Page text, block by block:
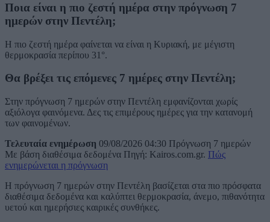
Ποια είναι η πιο ζεστή ημέρα στην πρόγνωση 7
ημερών στην Πεντέλη;
Η πιο ζεστή ημέρα φαίνεται να είναι η Κυριακή, με μέγιστη
θερμοκρασία περίπου 31°.
Θα βρέξει τις επόμενες 7 ημέρες στην Πεντέλη;
Στην πρόγνωση 7 ημερών στην Πεντέλη εμφανίζονται χωρίς
αξιόλογα φαινόμενα. Δες τις επιμέρους ημέρες για την κατανομή
των φαινομένων.
Τελευταία ενημέρωση 09/08/2026 04:30 Πρόγνωση 7 ημερών
Με βάση διαθέσιμα δεδομένα Πηγή: Kairos.com.gr. Πώς
ενημερώνεται η πρόγνωση
Η πρόγνωση 7 ημερών στην Πεντέλη βασίζεται στα πιο πρόσφατα
διαθέσιμα δεδομένα και καλύπτει θερμοκρασία, άνεμο, πιθανότητα
υετού και ημερήσιες καιρικές συνθήκες.